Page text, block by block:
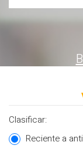
Clasificar:
Reciente a